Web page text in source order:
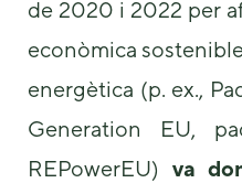
de 2020 i 2022 per
econòmica
energètica (p. ex.,
Generation EU,
REPowerEU) va